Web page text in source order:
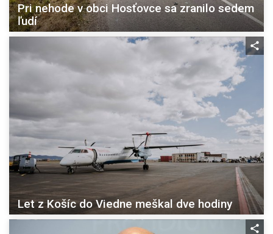
Pri nehode v obci Hosťovce sa zranilo sedem
ľudí
Let z Košíc do Viedne meškal dve hodiny